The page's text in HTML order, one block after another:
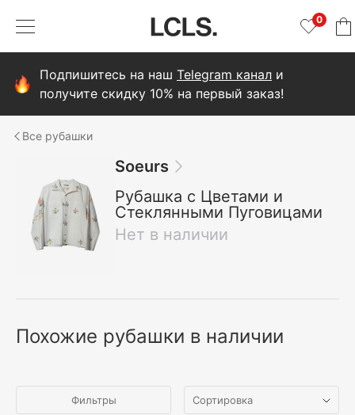
0
Подпишитесь на наш Telegram канал и
получите скидку 10% на первый заказ!
рубашки
Soeurs
Рубашка с Цветами и
Стеклянными Пуговицами
Нет в наличии
Похожие рубашки в наличии
Фильтры